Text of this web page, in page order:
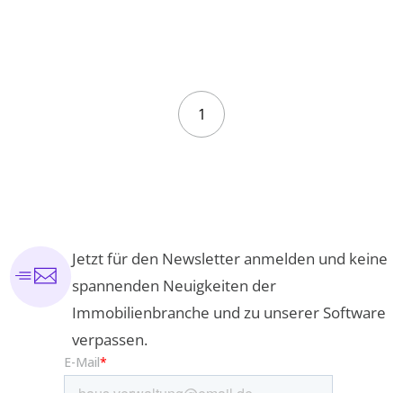
1
Jetzt für den Newsletter anmelden und keine
spannenden Neuigkeiten der
Immobilienbranche und zu unserer Software
verpassen.